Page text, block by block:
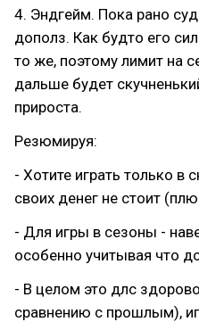
4. Эндгейм. Пока рано
дополз. Как будто его
то же, поэтому лимит на
дальше будет
прироста.
Резюмируя:
- Хотите играть только
своих денег не стоит
- Для игры в сезоны -
особенно учитывая что
- В целом это длс
сравнению с прошлым),